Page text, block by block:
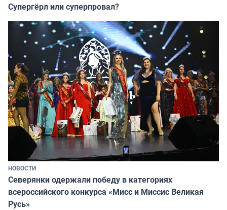
Супергёрл или суперпровал?
НОВОСТИ
Северянки одержали победу в категориях
всероссийского конкурса «Мисс и Миссис Великая
Русь»